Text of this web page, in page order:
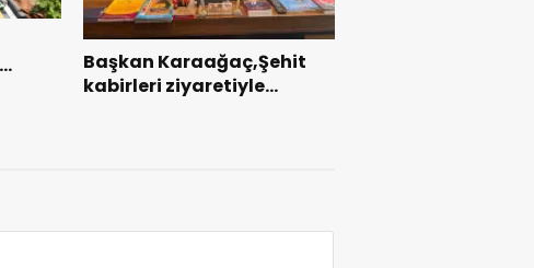
Başkan Karaağaç,Şehit
kabirleri ziyaretiyle